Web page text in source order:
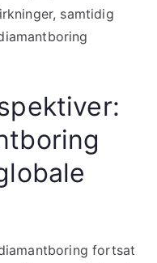
samtidig
fortsat